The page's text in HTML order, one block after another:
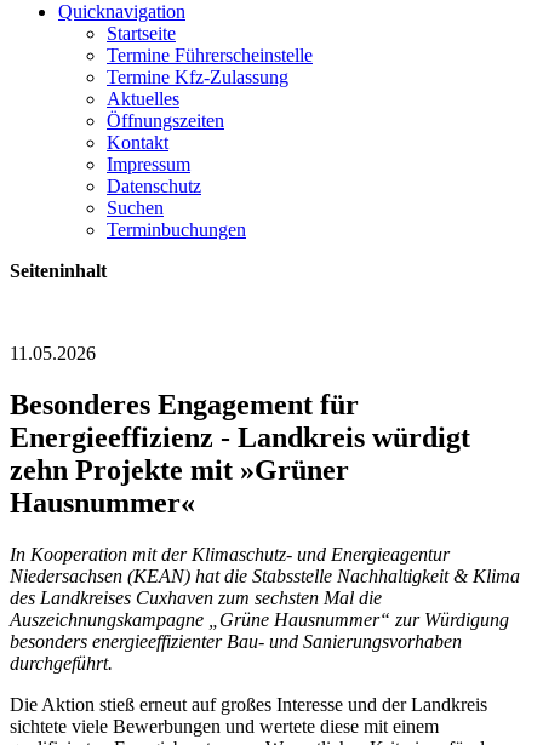
Quicknavigation
Startseite
Termine Führerscheinstelle
Termine Kfz-Zulassung
Aktuelles
Öffnungszeiten
Kontakt
Impressum
Datenschutz
Suchen
Terminbuchungen
Seiteninhalt
11.05.2026
Besonderes Engagement für
Energieeffizienz - Landkreis würdigt
zehn Projekte mit »Grüner
Hausnummer«
In Kooperation mit der Klimaschutz- und Energieagentur
Niedersachsen (KEAN) hat die Stabsstelle Nachhaltigkeit & Klima
des Landkreises Cuxhaven zum sechsten Mal die
Auszeichnungskampagne „Grüne Hausnummer“ zur Würdigung
besonders energieeffizienter Bau- und Sanierungsvorhaben
durchgeführt.
Die Aktion stieß erneut auf großes Interesse und der Landkreis
sichtete viele Bewerbungen und wertete diese mit einem